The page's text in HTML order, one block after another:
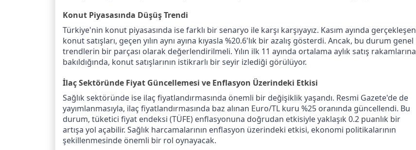
Konut Piyasasında Düşüş Trendi
Türkiye'nin konut piyasasında ise farklı bir senaryo ile karşı karşıyayız. Kasım ayında gerçekleşen
konut satışları, geçen yılın aynı ayına kıyasla %20.6'lık bir azalış gösterdi. Ancak, bu durum genel
trendlerin bir parçası olarak değerlendirilmeli. Yılın ilk 11 ayında ortalama aylık satış rakamlarına
bakıldığında, konut satışlarının istikrarlı bir seyir izlediği görülüyor.
İlaç Sektöründe Fiyat Güncellemesi ve Enflasyon Üzerindeki Etkisi
Sağlık sektöründe ise ilaç fiyatlandırmasında önemli bir değişiklik yaşandı. Resmi Gazete'de de
yayımlanmasıyla, ilaç fiyatlandırmasında baz alınan Euro/TL kuru %25 oranında güncellendi. Bu
durum, tüketici fiyat endeksi (TÜFE) enflasyonuna doğrudan etkisiyle yaklaşık 0.2 puanlık bir
artışa yol açabilir. Sağlık harcamalarının enflasyon üzerindeki etkisi, ekonomi politikalarının
şekillenmesinde önemli bir rol oynayacak.